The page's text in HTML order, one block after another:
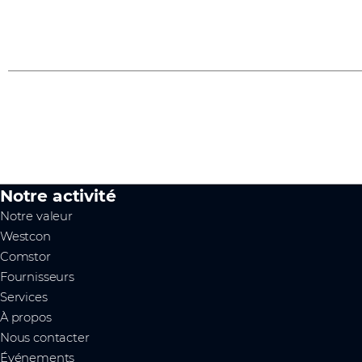
Notre activité
Notre valeur
Westcon
Comstor
Fournisseurs
Services
À propos
Nous contacter
Événements